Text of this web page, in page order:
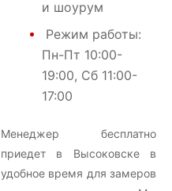
и шоурум
Режим работы:
Пн-Пт 10:00-
19:00, Сб 11:00-
17:00
Менеджер бесплатно
приедет в Высоковске в
удобное время для замеров